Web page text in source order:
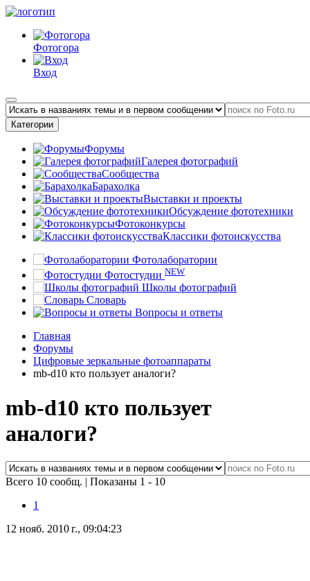
Фотогора
Вход
Категории
Форумы
Галерея фотографий
Сообщества
Барахолка
Выставки и проекты
Обсуждение фототехники
Фотоконкурсы
Классики фотоискусства
Фотолаборатории
Фотостудии NEW
Школы фотографий
Словарь
Вопросы и ответы
Главная
Форумы
Цифровые зеркальные фотоаппараты
mb-d10 кто пользует аналоги?
mb-d10 кто пользует
аналоги?
Всего 10 сообщ. | Показаны 1 - 10
1
12 нояб. 2010 г., 09:04:23